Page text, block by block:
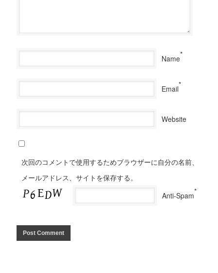
Name*
Email*
Website
次回のコメントで使用するためブラウザーに自分の名前、
メールアドレス、サイトを保存する。
Anti-Spam*